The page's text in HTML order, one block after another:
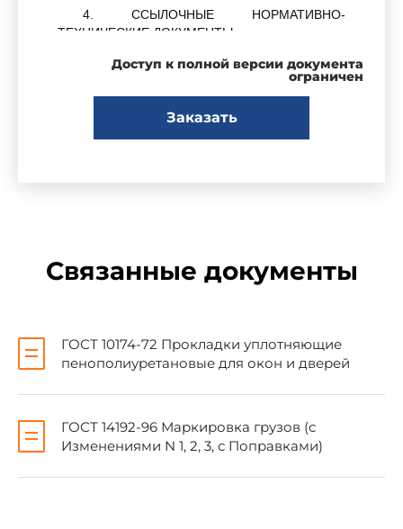
4. ССЫЛОЧНЫЕ НОРМАТИВНО-
ТЕХНИЧЕСКИЕ ДОКУМЕНТЫ
Обозначение НТД, на который дана ссылка
5. ИЗДАНИЕ (март 2003 г.) с Поправкой
Настоящий стандарт распространяется на
(далее - прокладки), предназначенные для
уплотнения притворов окон и дверей с целью
Доступ к полной версии документа
ограничен
Заказать
Связанные документы
ГОСТ 10174-72 Прокладки уплотняющие
пенополиуретановые для окон и дверей
ГОСТ 14192-96 Маркировка грузов (с
Изменениями N 1, 2, 3, с Поправками)